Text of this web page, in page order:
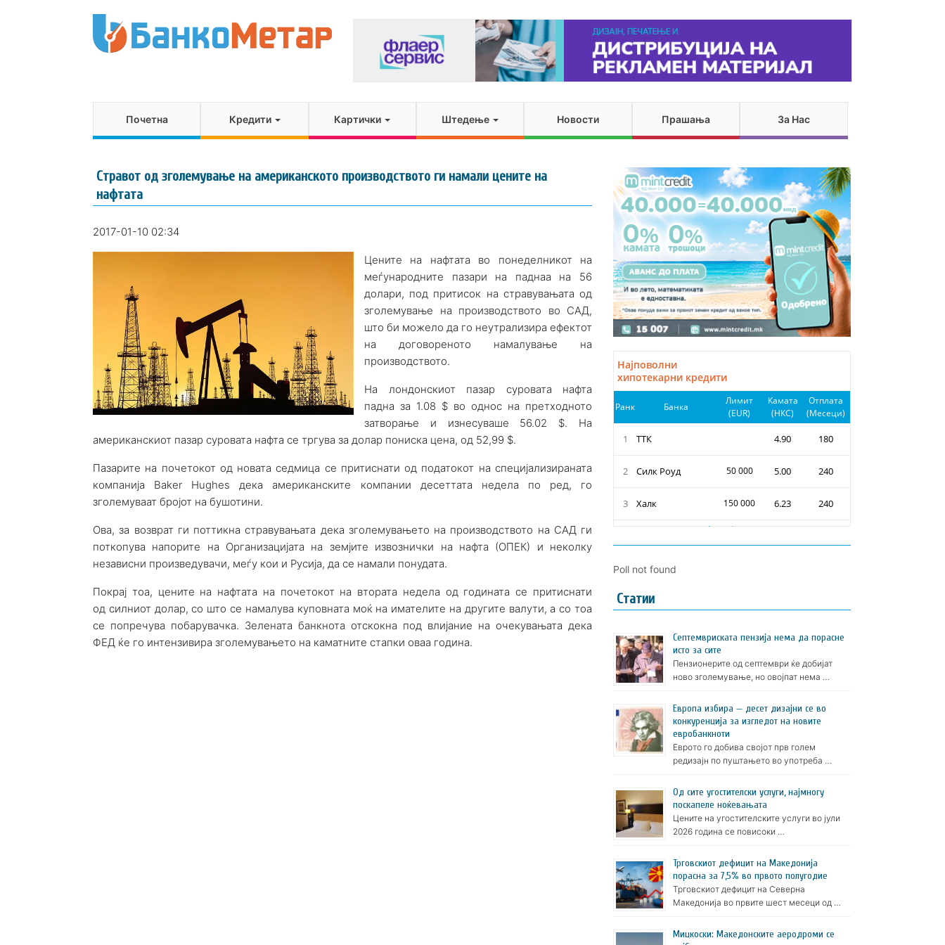
Почетна Кредити Картички Штедење Новости Прашања За Нас
Стравот од зголемување на американското производството ги намали цените на
нафтата
2017-01-10 02:34
Цените на нафтата во понеделникот на
меѓународните пазари на паднаа на 56
долари, под притисок на стравувањата од
зголемување на производството во САД,
што би можело да го неутрализира ефектот
на договореното намалување на
производството.
На лондонскиот пазар суровата нафта
падна за 1.08 $ во однос на претходното
затворање и изнесуваше 56.02 $. На
американскиот пазар суровата нафта се тргува за долар пониска цена, од 52,99 $.
Пазарите на почетокот од новата седмица се притиснати од податокот на специјализираната
компанија Baker Hughes дека американските компании десеттата недела по ред, го
зголемуваат бројот на бушотини.
Ова, за возврат ги поттикна стравувањата дека зголемувањето на производството на САД ги
поткопува напорите на Организацијата на земјите извознички на нафта (ОПЕК) и неколку
независни произведувачи, меѓу кои и Русија, да се намали понудата.
Покрај тоа, цените на нафтата на почетокот на втората недела од годината се притиснати
од силниот долар, со што се намалува куповната моќ на имателите на другите валути, а со тоа
се попречува побарувачка. Зелената банкнота отскокна под влијание на очекувањата дека
ФЕД ќе го интензивира зголемувањето на каматните стапки оваа година.
Poll not found
Статии
Септемвриската пензија нема да порасне
исто за сите
Пензионерите од септември ќе добијат
ново зголемување, но овојпат нема …
Европа избира — десет дизајни се во
конкуренција за изгледот на новите
евробанкноти
Еврото го добива својот прв голем
редизајн по пуштањето во употреба …
Oд сите угостителски услуги, најмногу
поскапеле ноќевањата
Цените на угостителските услуги во јули
2026 година се повисоки …
Трговскиот дефицит на Македонија
порасна за 7,5% во првото полугодие
Трговскиот дефицит на Северна
Македонија во првите шест месеци од …
Мицкоски: Македонските аеродроми се